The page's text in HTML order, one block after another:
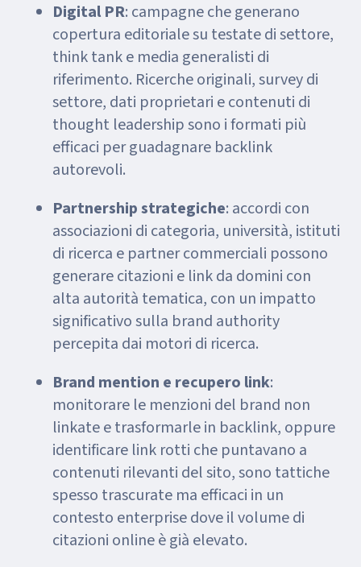
Digital PR: campagne che generano
copertura editoriale su testate di settore,
think tank e media generalisti di
riferimento. Ricerche originali, survey di
settore, dati proprietari e contenuti di
thought leadership sono i formati più
efficaci per guadagnare backlink
autorevoli.
Partnership strategiche: accordi con
associazioni di categoria, università, istituti
di ricerca e partner commerciali possono
generare citazioni e link da domini con
alta autorità tematica, con un impatto
significativo sulla brand authority
percepita dai motori di ricerca.
Brand mention e recupero link:
monitorare le menzioni del brand non
linkate e trasformarle in backlink, oppure
identificare link rotti che puntavano a
contenuti rilevanti del sito, sono tattiche
spesso trascurate ma efficaci in un
contesto enterprise dove il volume di
citazioni online è già elevato.